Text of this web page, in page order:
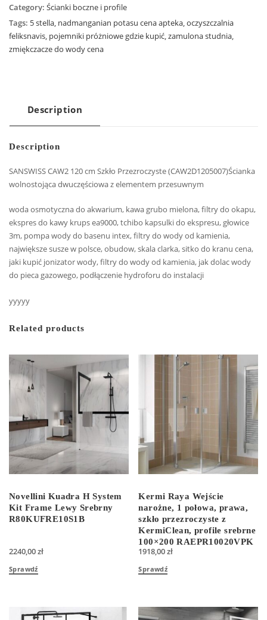
Category: Ścianki boczne i profile
Tags: 5 stella, nadmanganian potasu cena apteka,oczyszczalnia
feliksnavis, pojemniki próżniowe gdzie kupić,zamulona studnia,
zmiękczacze do wody cena
Description
Description
SANSWISS CAW2 120 cm Szkło Przezroczyste (CAW2D1205007)Ścianka
wolnostojąca dwuczęściowa z elementem przesuwnym
woda osmotyczna do akwarium, kawa grubo mielona, filtry do okapu,
ekspres do kawy krups ea9000, tchibo kapsulki do ekspresu, głowice
3m, pompa wody do basenu intex, filtry do wody od kamienia,
największe susze w polsce, obudow, skala clarka, sitko do kranu cena,
jaki kupić jonizator wody, filtry do wody od kamienia, jak dolac wody
do pieca gazowego, podłączenie hydroforu do instalacji
yyyyy
Related products
Novellini Kuadra H System
Kit Frame Lewy Srebrny
R80KUFRE10S1B
2240,00zł
Sprawdź
Kermi Raya Wejście
narożne, 1 połowa, prawa,
szkło przezroczyste z
KermiClean, profile srebrne
100×200 RAEPR10020VPK
1918,00zł
Sprawdź